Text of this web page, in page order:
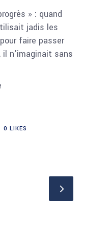
» : quand
jadis les
faire passer
n’imaginait sans
0 LIKES